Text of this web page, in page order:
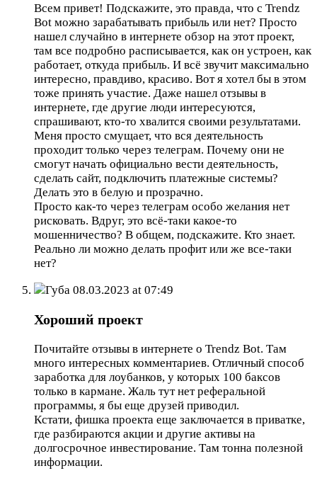
Всем привет! Подскажите, это правда, что с Trendz
Bot можно зарабатывать прибыль или нет? Просто
нашел случайно в интернете обзор на этот проект,
там все подробно расписывается, как он устроен, как
работает, откуда прибыль. И всё звучит максимально
интересно, правдиво, красиво. Вот я хотел бы в этом
тоже принять участие. Даже нашел отзывы в
интернете, где другие люди интересуются,
спрашивают, кто-то хвалится своими результатами.
Меня просто смущает, что вся деятельность
проходит только через телеграм. Почему они не
смогут начать официально вести деятельность,
сделать сайт, подключить платежные системы?
Делать это в белую и прозрачно.
Просто как-то через телеграм особо желания нет
рисковать. Вдруг, это всё-таки какое-то
мошенничество? В общем, подскажите. Кто знает.
Реально ли можно делать профит или же все-таки
нет?
Губа 08.03.2023 at 07:49
Хороший проект
Почитайте отзывы в интернете о Trendz Bot. Там
много интересных комментариев. Отличный способ
заработка для лоубанков, у которых 100 баксов
только в кармане. Жаль тут нет реферальной
программы, я бы еще друзей приводил.
Кстати, фишка проекта еще заключается в приватке,
где разбираются акции и другие активы на
долгосрочное инвестирование. Там тонна полезной
информации.